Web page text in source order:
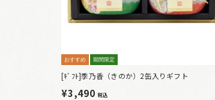
おすすめ 期間限定
[ｷﾞﾌﾄ]季乃香（きのか）2缶入りギフト
¥3,490税込